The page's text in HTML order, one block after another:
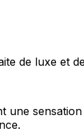
de luxe et